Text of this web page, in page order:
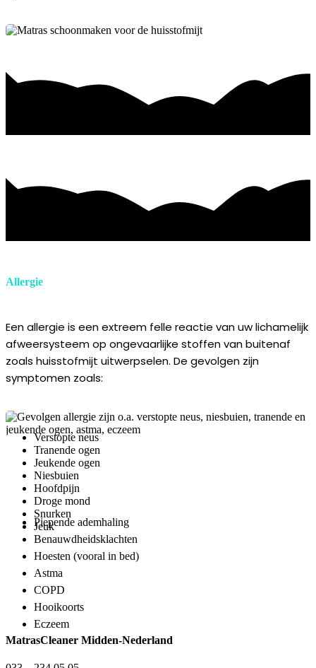
Allergie
Een allergie is een extreem felle reactie van uw lichamelijk
afweersysteem op ongevaarlijke stoffen van buitenaf
zoals huisstofmijt uitwerpselen. De gevolgen zijn
symptomen zoals:
Verstopte neus
Tranende ogen
Jeukende ogen
Niesbuien
Hoofdpijn
Droge mond
Snurken
Jeuk
Piepende ademhaling
Benauwdheidsklachten
Hoesten (vooral in bed)
Astma
COPD
Hooikoorts
Eczeem
MatrasCleaner Midden-Nederland